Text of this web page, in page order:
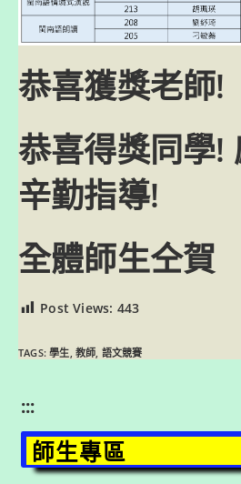
恭喜獲獎老師!
恭喜得獎同學!
辛勤指導!
全體師生仝賀
Post Views: 443
TAGS:學生, 教師, 語文競賽
:::
師生專區